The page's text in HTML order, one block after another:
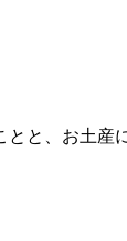
と、お土産